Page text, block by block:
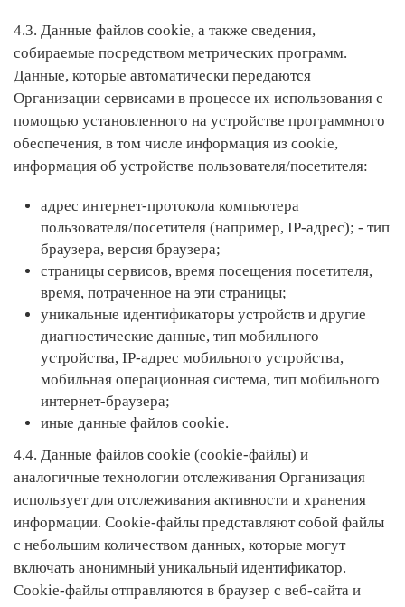
4.3. Данные файлов cookie, а также сведения,
собираемые посредством метрических программ.
Данные, которые автоматически передаются
Организации сервисами в процессе их использования с
помощью установленного на устройстве программного
обеспечения, в том числе информация из cookie,
информация об устройстве пользователя/посетителя:
адрес интернет-протокола компьютера
пользователя/посетителя (например, ІР-адрес); - тип
браузера, версия браузера;
страницы сервисов, время посещения посетителя,
время, потраченное на эти страницы;
уникальные идентификаторы устройств и другие
диагностические данные, тип мобильного
устройства, ІР-адрес мобильного устройства,
мобильная операционная система, тип мобильного
интернет-браузера;
иные данные файлов cookie.
4.4. Данные файлов cookie (cookie-файлы) и
аналогичные технологии отслеживания Организация
использует для отслеживания активности и хранения
информации. Cookie-файлы представляют собой файлы
с небольшим количеством данных, которые могут
включать анонимный уникальный идентификатор.
Cookie-файлы отправляются в браузер с веб-сайта и